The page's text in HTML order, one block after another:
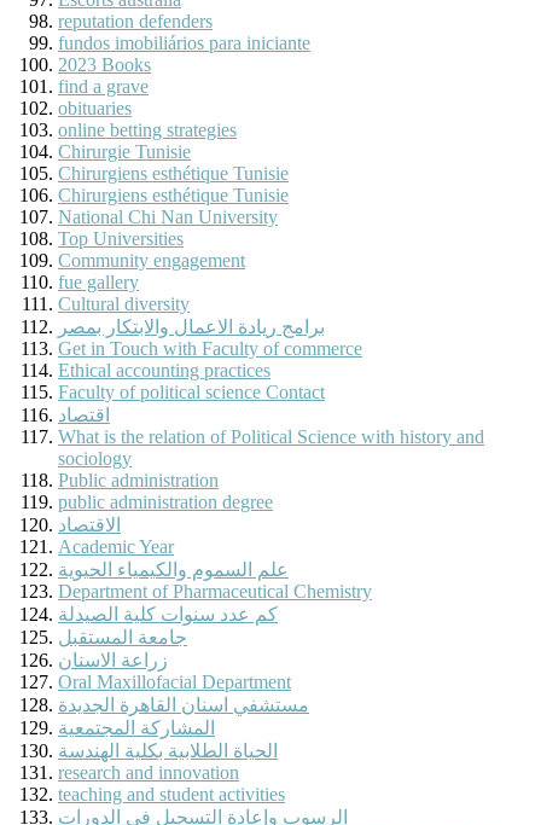
reputation defenders
fundos imobiliários para iniciante
2023 Books
find a grave
obituaries
online betting strategies
Chirurgie Tunisie
Chirurgiens esthétique Tunisie
Chirurgiens esthétique Tunisie
National Chi Nan University
Top Universities
Community engagement
fue gallery
Cultural diversity
برامج ريادة الاعمال والابتكار بمصر
Get in Touch with Faculty of commerce
Ethical accounting practices
Faculty of political science Contact
اقتصاد
What is the relation of Political Science with history and
sociology
Public administration
public administration degree
الاقتصاد
Academic Year
علم السموم والكيمياء الحيوية
Department of Pharmaceutical Chemistry
كم عدد سنوات كلية الصيدلة
جامعة المستقبل
زراعة الاسنان
Oral Maxillofacial Department
مستشفي اسنان القاهرة الجديدة
المشاركة المجتمعية
الحياة الطلابية بكلية الهندسة
research and innovation
teaching and student activities
الرسوب وإعادة التسجيل في الدورات